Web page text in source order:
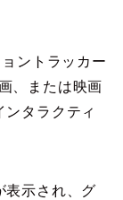
ントラッカー
、または映画
タラクティ
表示され、グ